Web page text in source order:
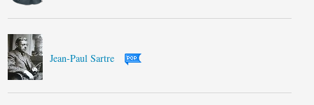
Jean-Paul Sartre